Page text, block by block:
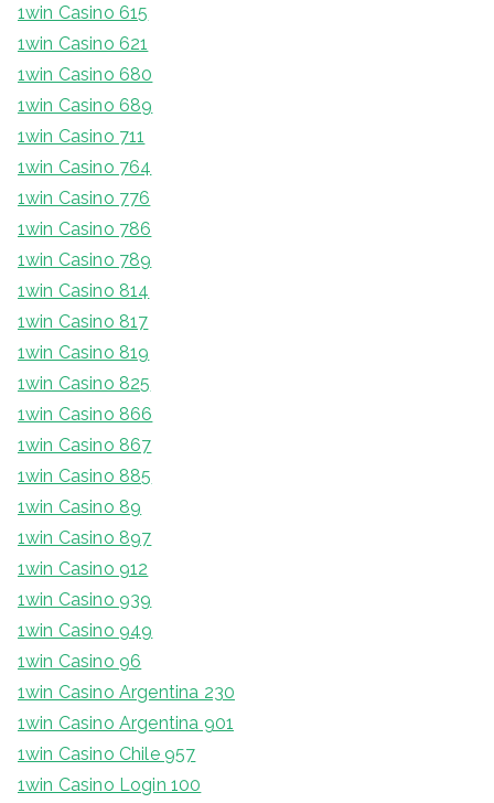
1win Casino 615
1win Casino 621
1win Casino 680
1win Casino 689
1win Casino 711
1win Casino 764
1win Casino 776
1win Casino 786
1win Casino 789
1win Casino 814
1win Casino 817
1win Casino 819
1win Casino 825
1win Casino 866
1win Casino 867
1win Casino 885
1win Casino 89
1win Casino 897
1win Casino 912
1win Casino 939
1win Casino 949
1win Casino 96
1win Casino Argentina 230
1win Casino Argentina 901
1win Casino Chile 957
1win Casino Login 100